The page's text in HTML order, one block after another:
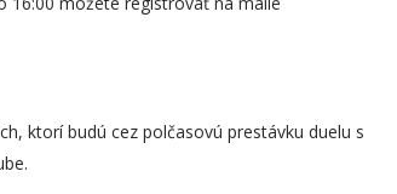
ktorí budú cez polčasovú prestávku duelu s